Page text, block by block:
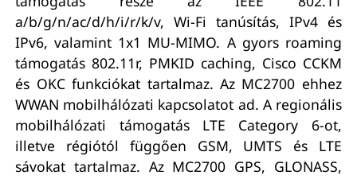
a/b/g/n/ac/d/h/i/r/k/v, Wi-Fi tanúsítás, IPv4 és
IPv6, valamint 1x1 MU-MIMO. A gyors roaming
támogatás 802.11r, PMKID caching, Cisco CCKM
és OKC funkciókat tartalmaz. Az MC2700 ehhez
WWAN mobilhálózati kapcsolatot ad. A regionális
mobilhálózati támogatás LTE Category 6-ot,
illetve régiótól függően GSM, UMTS és LTE
sávokat tartalmaz. Az MC2700 GPS, GLONASS,